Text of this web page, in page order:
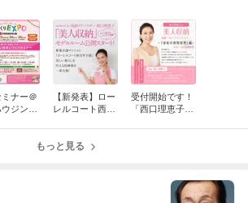
ナー＠
ジング
【新発表】ロー
レルコート西宮
受付開始です！
「西口理恵子の
もっと見る